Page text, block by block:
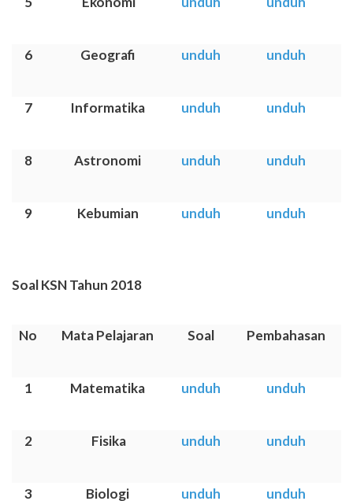
6 Geografi unduh unduh
7 Informatika unduh unduh
8 Astronomi unduh unduh
9 Kebumian unduh unduh
Soal KSN Tahun 2018
No Mata Pelajaran Soal Pembahasan
1 Matematika unduh unduh
2 Fisika unduh unduh
3 Biologi unduh unduh